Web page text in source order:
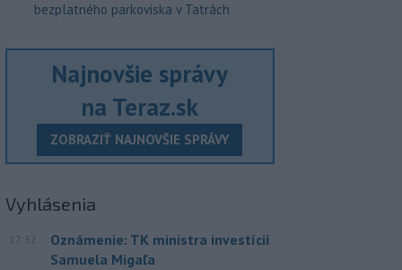
bezplatného parkoviska v Tatrách
Najnovšie správy
na Teraz.sk
ZOBRAZIŤ NAJNOVŠIE SPRÁVY
Vyhlásenia
17:32
Oznámenie: TK ministra investícií
Samuela Migaľa